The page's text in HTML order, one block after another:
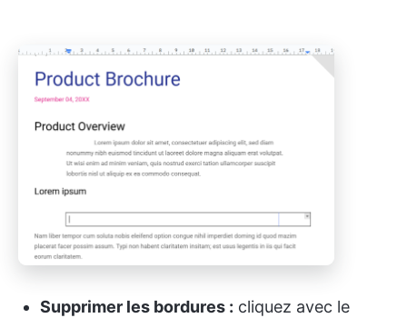
Supprimer les bordures : cliquez avec le